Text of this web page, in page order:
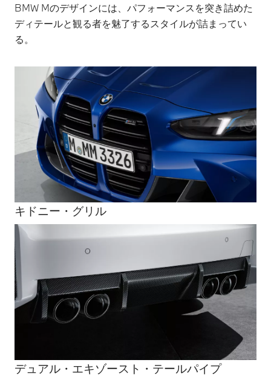
BMW Mのデザインには、パフォーマンスを突き詰めた
ディテールと観る者を魅了するスタイルが詰まってい
る。
キドニー・グリル
デュアル・エキゾースト・テールパイプ